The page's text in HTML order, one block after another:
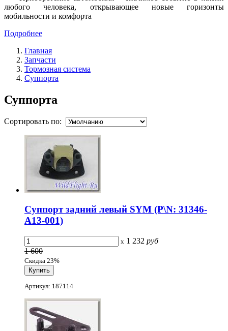
любого человека, открывающее новые горизонты
мобильности и комфорта
Подробнее
Главная
Запчасти
Тормозная система
Суппорта
Суппорта
Сортировать по:
Суппорт задний левый SYM (P\N: 31346-
A13-001)
x 1 232 руб
1 600
Скидка 23%
Артикул: 187114